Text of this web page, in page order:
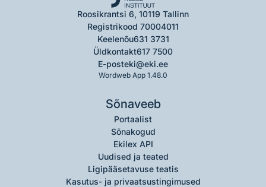
Roosikrantsi 6, 10119 Tallinn
Registrikood 70004011
Keelenõu631 3731
Üldkontakt617 7500
E-posteki@eki.ee
Wordweb App 1.48.0
Sõnaveeb
Portaalist
Sõnakogud
Ekilex API
Uudised ja teated
Ligipääsetavuse teatis
Kasutus- ja privaatsustingimused